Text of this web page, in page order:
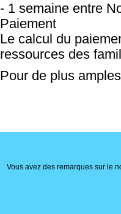
- 1 semaine entre
Paiement
Le calcul du
ressources des
Pour de plus
Vous avez des remarques sur le